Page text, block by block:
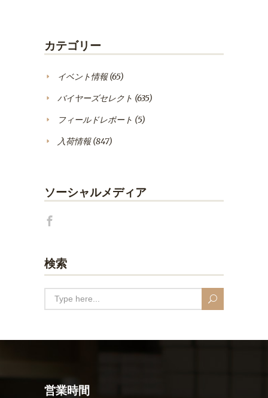
カテゴリー
イベント情報(65)
バイヤーズセレクト (635)
フィールドレポート (5)
入荷情報(847)
ソーシャルメディア
検索
営業時間